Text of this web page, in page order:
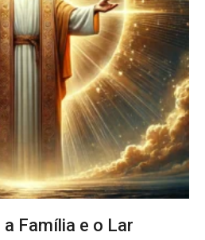
Família e o Lar